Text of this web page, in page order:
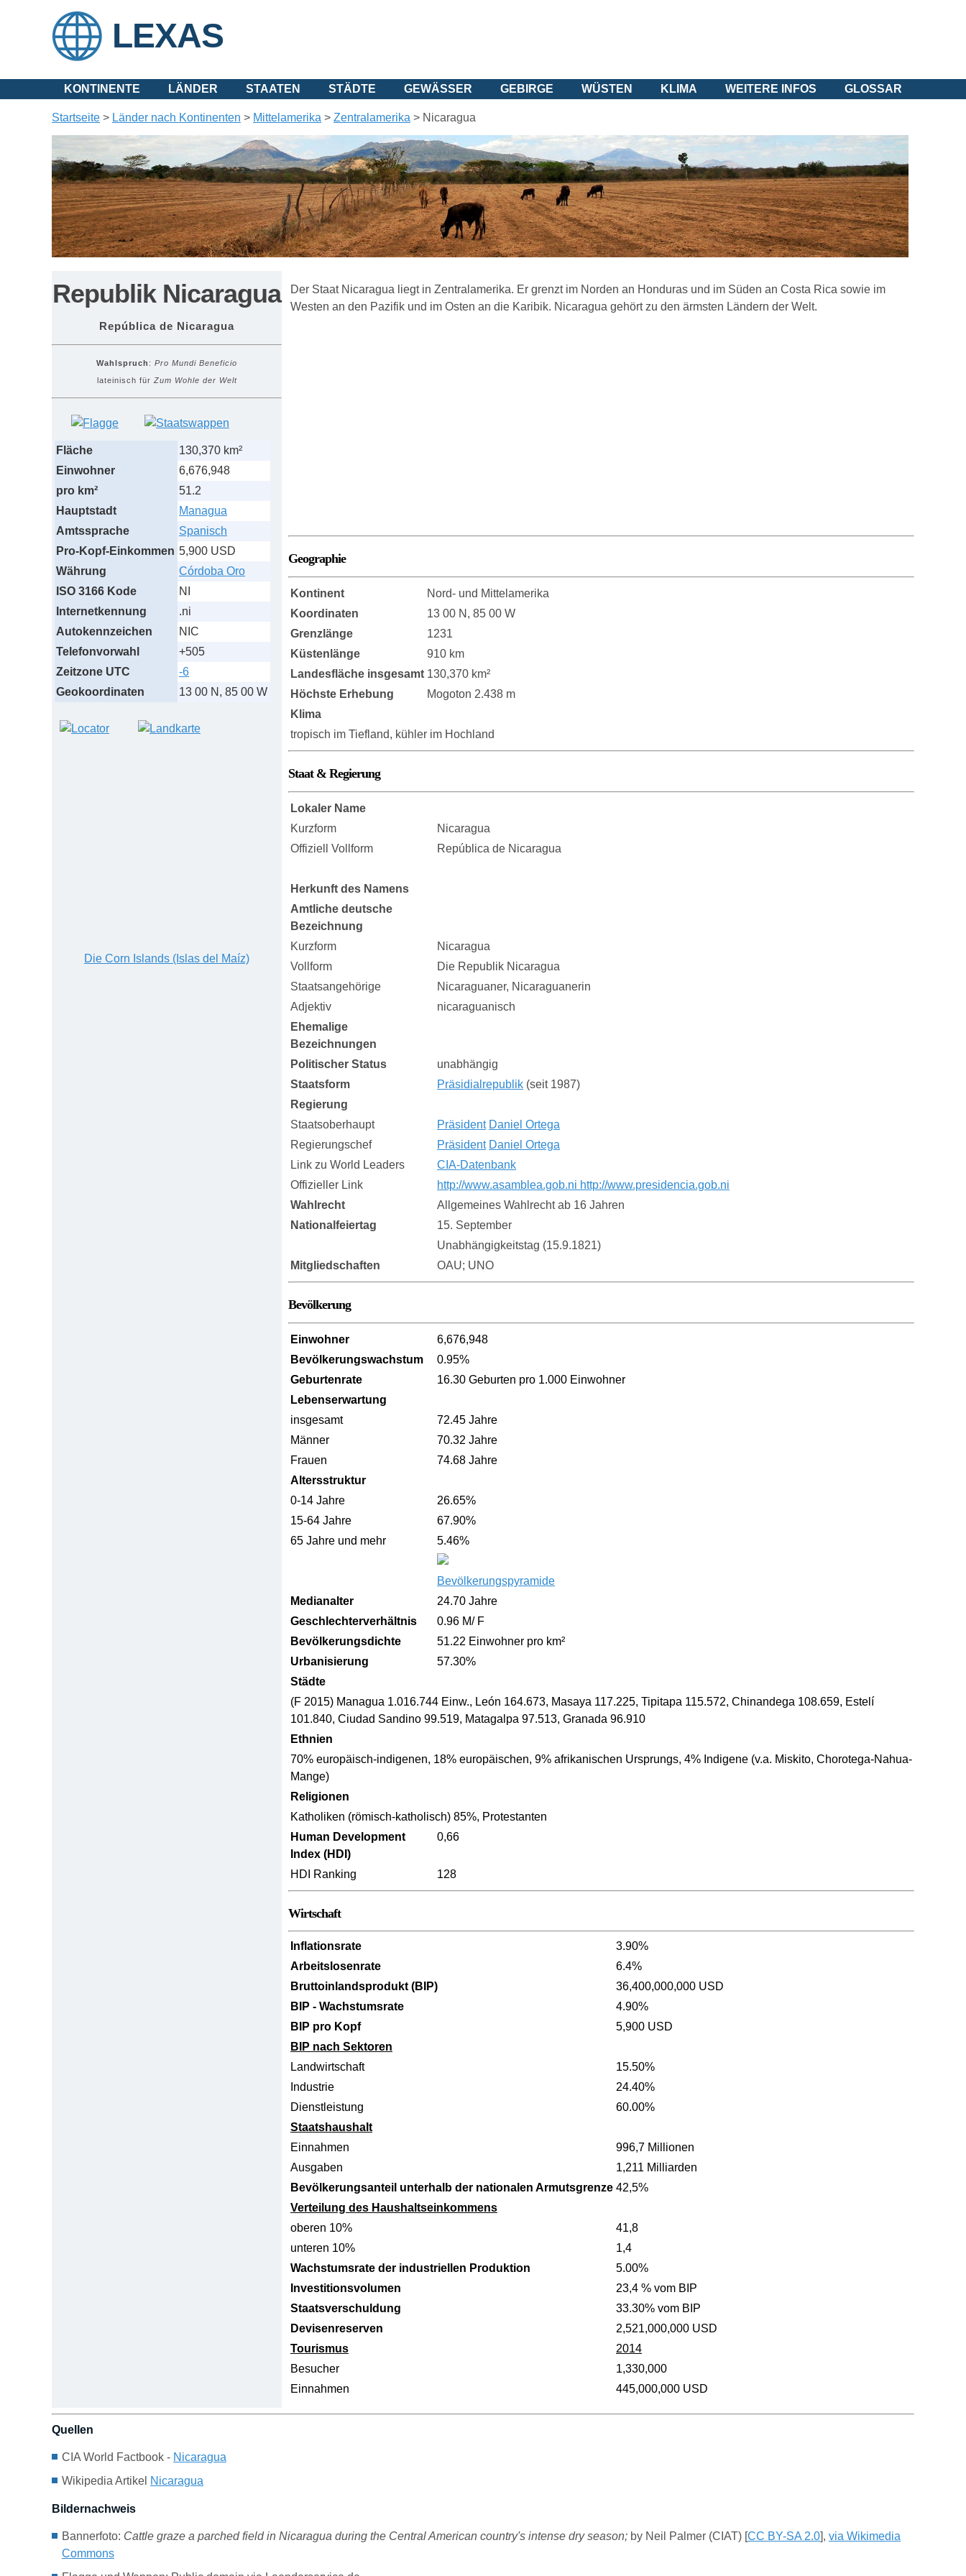
LEXAS
KONTINENTE LÄNDER STAATEN STÄDTE GEWÄSSER GEBIRGE WÜSTEN KLIMA WEITERE INFOS GLOSSAR
Startseite > Länder nach Kontinenten > Mittelamerika > Zentralamerika > Nicaragua
Republik Nicaragua
República de Nicaragua
Wahlspruch : Pro Mundi Beneficio
lateinisch für Zum Wohle der Welt
Fläche
130,370 km²
Einwohner
6,676,948
pro km²
51.2
Hauptstadt
Managua
Amtssprache
Spanisch
Pro-Kopf-Einkommen 5,900 USD
Währung
Córdoba Oro
ISO 3166 Kode
NI
Internetkennung
.ni
Autokennzeichen
NIC
Telefonvorwahl
+505
Zeitzone UTC
-6
Geokoordinaten
13 00 N, 85 00 W
Die Corn Islands (Islas del Maíz)
Der Staat Nicaragua liegt in Zentralamerika. Er grenzt im Norden an Honduras und im Süden an Costa Rica sowie im
Westen an den Pazifik und im Osten an die Karibik. Nicaragua gehört zu den ärmsten Ländern der Welt.
Geographie
Kontinent
Nord- und Mittelamerika
Koordinaten
13 00 N, 85 00 W
Grenzlänge
1231
Küstenlänge
910 km
Landesfläche insgesamt 130,370 km²
Höchste Erhebung
Mogoton 2.438 m
Klima
tropisch im Tiefland, kühler im Hochland
Staat & Regierung
Lokaler Name
Kurzform
Nicaragua
Offiziell Vollform
República de Nicaragua
Herkunft des Namens
Amtliche deutsche
Bezeichnung
Kurzform
Nicaragua
Vollform
Die Republik Nicaragua
Staatsangehörige
Nicaraguaner, Nicaraguanerin
Adjektiv
nicaraguanisch
Ehemalige
Bezeichnungen
Politischer Status
unabhängig
Staatsform
Präsidialrepublik (seit 1987)
Regierung
Staatsoberhaupt
Präsident Daniel Ortega
Regierungschef
Präsident Daniel Ortega
Link zu World Leaders
CIA-Datenbank
Offizieller Link
http://www.asamblea.gob.ni http://www.presidencia.gob.ni
Wahlrecht
Allgemeines Wahlrecht ab 16 Jahren
Nationalfeiertag
15. September
Unabhängigkeitstag (15.9.1821)
Mitgliedschaften
OAU; UNO
Bevölkerung
Einwohner
6,676,948
Bevölkerungswachstum
0.95%
Geburtenrate
16.30 Geburten pro 1.000 Einwohner
Lebenserwartung
insgesamt
72.45 Jahre
Männer
70.32 Jahre
Frauen
74.68 Jahre
Altersstruktur
0-14 Jahre
26.65%
15-64 Jahre
67.90%
65 Jahre und mehr
5.46%
Bevölkerungspyramide
Medianalter
24.70 Jahre
Geschlechterverhältnis
0.96 M/ F
Bevölkerungsdichte
51.22 Einwohner pro km²
Urbanisierung
57.30%
Städte
(F 2015) Managua 1.016.744 Einw., León 164.673, Masaya 117.225, Tipitapa 115.572, Chinandega 108.659, Estelí
101.840, Ciudad Sandino 99.519, Matagalpa 97.513, Granada 96.910
Ethnien
70% europäisch-indigenen, 18% europäischen, 9% afrikanischen Ursprungs, 4% Indigene (v.a. Miskito, Chorotega-Nahua-
Mange)
Religionen
Katholiken (römisch-katholisch) 85%, Protestanten
Human Development
Index (HDI)
0,66
HDI Ranking 128
Wirtschaft
Inflationsrate
3.90%
Arbeitslosenrate
6.4%
Bruttoinlandsprodukt (BIP)
36,400,000,000 USD
BIP - Wachstumsrate
4.90%
BIP pro Kopf
5,900 USD
BIP nach Sektoren
Landwirtschaft
15.50%
Industrie
24.40%
Dienstleistung
60.00%
Staatshaushalt
Einnahmen
996,7 Millionen
Ausgaben
1,211 Milliarden
Bevölkerungsanteil unterhalb der nationalen Armutsgrenze 42,5%
Verteilung des Haushaltseinkommens
oberen 10%
41,8
unteren 10%
1,4
Wachstumsrate der industriellen Produktion
5.00%
Investitionsvolumen
23,4 % vom BIP
Staatsverschuldung
33.30% vom BIP
Devisenreserven
2,521,000,000 USD
Tourismus
2014
Besucher
1,330,000
Einnahmen
445,000,000 USD
Quellen
CIA World Factbook - Nicaragua
Wikipedia Artikel Nicaragua
Bildernachweis
Bannerfoto: Cattle graze a parched field in Nicaragua during the Central American country's intense dry season; by Neil Palmer (CIAT) [CC BY-SA 2.0], via Wikimedia
Commons